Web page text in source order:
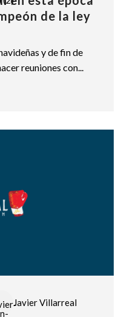
de la ley
y de fin de
reuniones con...
Javier Villarreal